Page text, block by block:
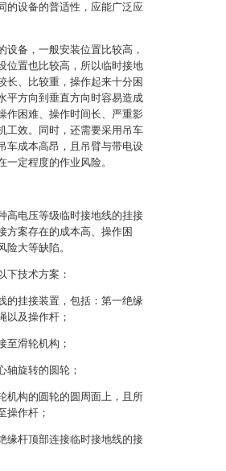
的设备的普适性，应能广泛应
设备，一般安装位置比较高，
位置也比较高，所以临时接地
长、比较重，操作起来十分困
平方向到垂直方向时容易造成
作困难、操作时间长、严重影
工效。同时，还需要采用吊车
车成本高昂，且吊臂与带电设
定程度的作业风险。
高电压等级临时接地线的挂接
方案存在的成本高、操作困
险大等缺陷。
下技术方案：
的挂接装置，包括：第一绝缘
以及操作杆；
至滑轮机构；
轴旋转的圆轮；
机构的圆轮的圆周面上，且所
操作杆；
缘杆顶部连接临时接地线的接